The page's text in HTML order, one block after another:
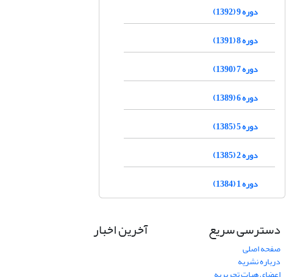
دوره 9 (1392)
دوره 8 (1391)
دوره 7 (1390)
دوره 6 (1389)
دوره 5 (1385)
دوره 2 (1385)
دوره 1 (1384)
دسترسی سریع
صفحه اصلی
درباره نشریه
آخرین اخبار